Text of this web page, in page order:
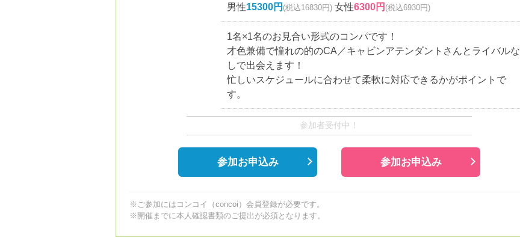
男性15300円 (税込16830円) 女性6300円 (税込6930円)
1名×1名のお見合い形式のコンパです！
才色兼備で憧れの的のCA／キャビンアテンダントさんとライバルな
しで出会えます！
忙しいスケジュールに合わせて柔軟に対応できるかがポイントで
す。
参加者受付中！
参加お申込み 参加お申込み
※ご参加にはコンコイ（concoi）会員登録が必要です。
※開催までに本人確認書類のご提出が必須となります。